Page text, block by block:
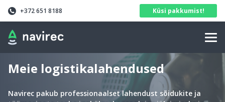
Navirec
Header
+372 651 8188 Küsi pakkumist!
Navigation
Meie logistikalahendused
Navirec pakub professionaalset lahendust sõidukite ja